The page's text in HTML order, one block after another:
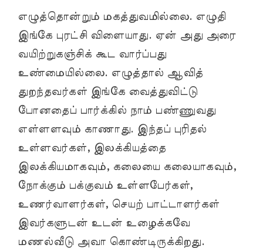
எழுத்தொன்றும் மகத்துவமில்லை. எழுதி
இங்கே புரட்சி விளையாது. ஏன் அது அரை
வயிற்றுகஞ்சிக் கூட வார்ப்பது
உண்மையில்லை. எழுத்தால் ஆவித்
துறந்தவர்கள் இங்கே வைத்துவிட்டு
போனதைப் பார்க்கில் நாம் பண்ணுவது
எள்ளளவும் காணாது. இந்தப் புரிதல்
உள்ளவர்கள், இலக்கியத்தை
இலக்கியமாகவும், கலையை கலையாகவும்,
நோக்கும் பக்குவம் உள்ளபேர்கள்,
உணர்வாளர்கள், செயற் பாட்டாளர்கள்
இவர்களுடன் உடன் உழைக்கவே
மணல்வீடு அவா கொண்டிருக்கிறது.